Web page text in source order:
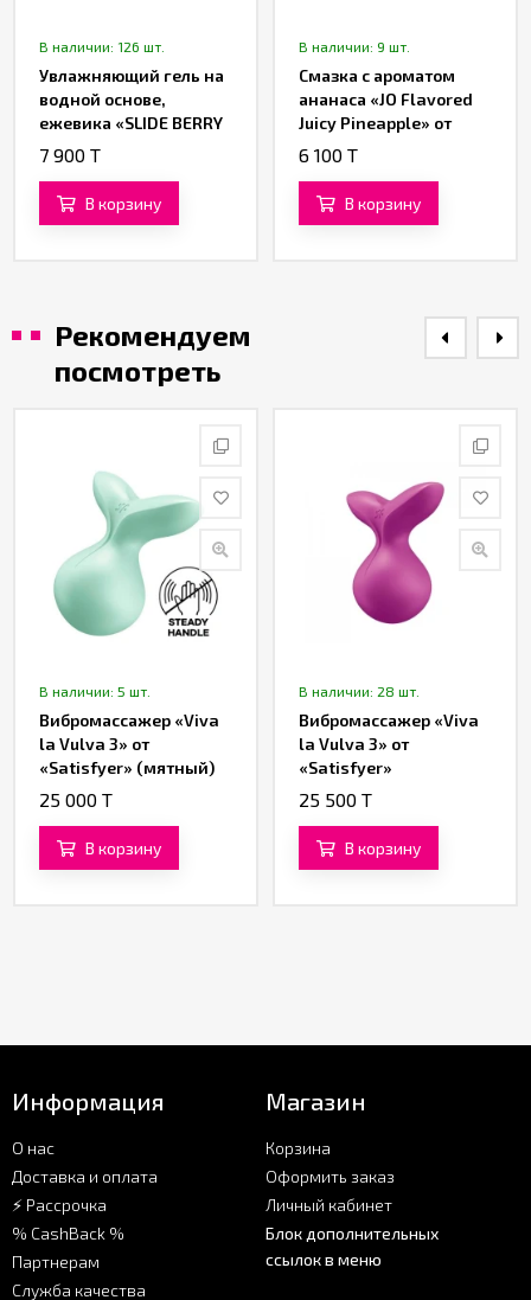
В наличии: 126 шт.
Увлажняющий гель на
водной основе,
ежевика «SLIDE BERRY
SLIDE!» от «INTT» (100
7 900 T
В корзину
В наличии: 9 шт.
Смазка с ароматом
ананаса «JO Flavored
Juicy Pineapple» от
«System JO» 30 ML
6 100 T
В корзину
Рекомендуем
посмотреть
В наличии: 5 шт.
Вибромассажер «Viva
la Vulva 3» от
«Satisfyer» (мятный)
25 000 T
В корзину
В наличии: 28 шт.
Вибромассажер «Viva
la Vulva 3» от
«Satisfyer»
(фиолетовый)
25 500 T
В корзину
Информация
О нас
Доставка и оплата
⚡ Рассрочка
% CashBack %
Партнерам
Служба качества
Магазин
Корзина
Оформить заказ
Личный кабинет
Блок дополнительных
ссылок в меню